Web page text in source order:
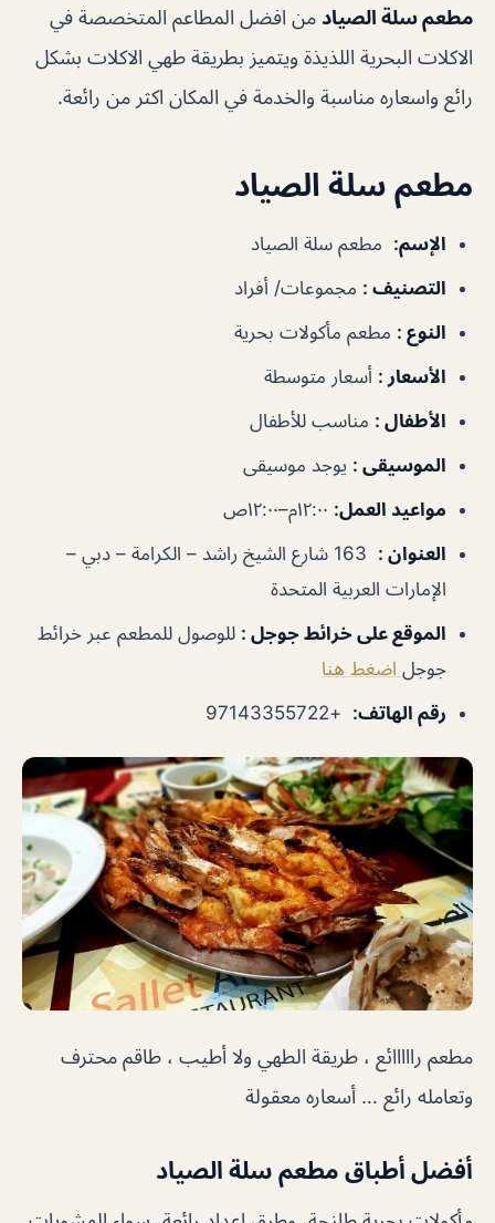
مطعم سلة الصياد من افضل المطاعم المتخصصة في
الاكلات البحرية اللذيذة ويتميز بطريقة طهي الاكلات بشكل
رائع واسعاره مناسبة والخدمة في المكان اكثر من رائعة.
مطعم سلة الصياد
الإسم: مطعم سلة الصياد
التصنيف : مجموعات/ أفراد
النوع : مطعم مأكولات بحرية
الأسعار : أسعار متوسطة
الأطفال : مناسب للأطفال
الموسيقى : يوجد موسيقى
مواعيد العمل:
العنوان :
163 شارع الشيخ راشد – الكرامة – دبي –
الإمارات العربية المتحدة
الموقع على خرائط جوجل : للوصول للمطعم عبر خرائط
جوجل اضغط هنا
رقم الهاتف:
+97143355722
مطعم رااااائع ، طريقة الطهي ولا أطيب ، طاقم محترف
وتعامله رائع … أسعاره معقولة
أفضل أطباق مطعم سلة الصياد